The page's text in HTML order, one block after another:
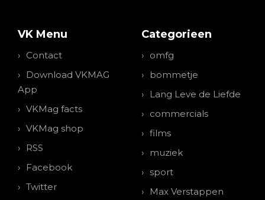
VK Menu
Contact
Download VKMAG
App
VKMag facts
VKMag shop
RSS
Facebook
Twitter
Categorieen
omfg
bommetje
Lang Leve de Liefde
commercials
films
muziek
sport
Max Verstappen